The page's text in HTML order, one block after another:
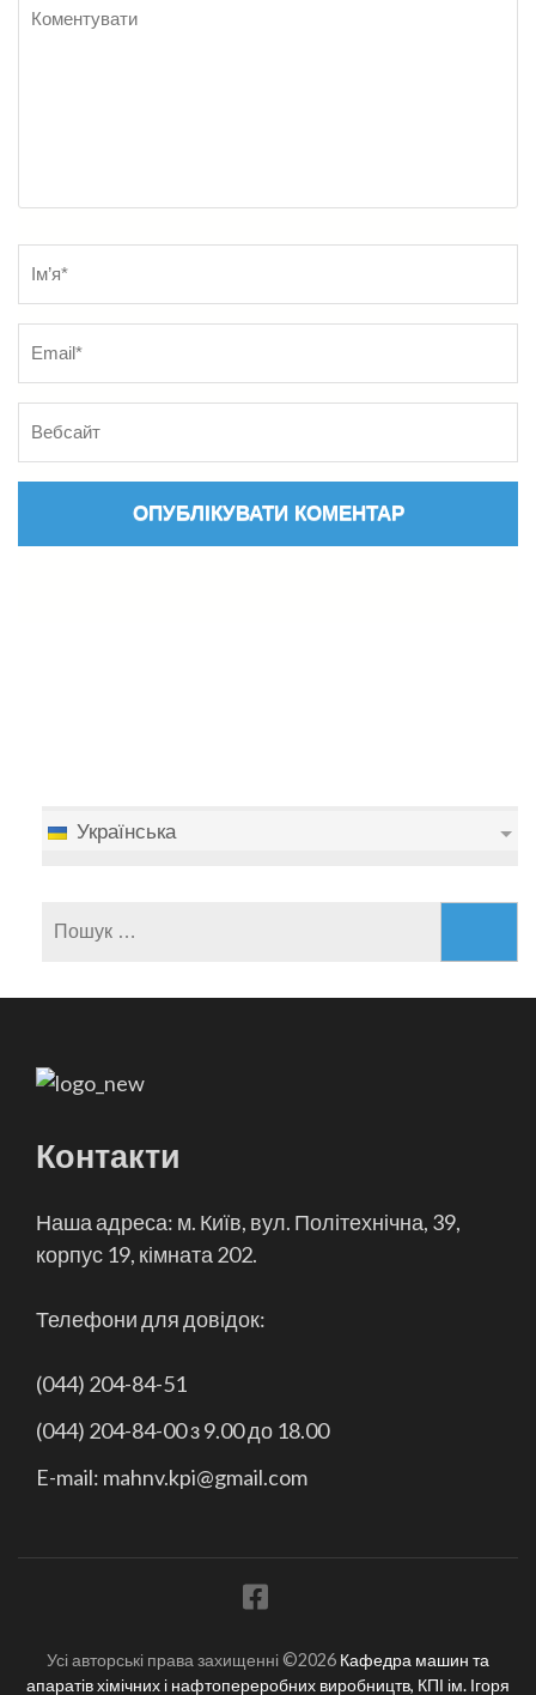
Українська
Контакти
Наша адреса: м. Київ, вул. Політехнічна, 39,
корпус 19, кімната 202.
Телефони для довідок:
(044) 204-84-51
(044) 204-84-00 з 9.00 до 18.00
E-mail: mahnv.kpi@gmail.com
Усі авторські права захищенні ©2026 Кафедра машин та
апаратів хімічних і нафтопереробних виробництв, КПІ ім. Ігоря